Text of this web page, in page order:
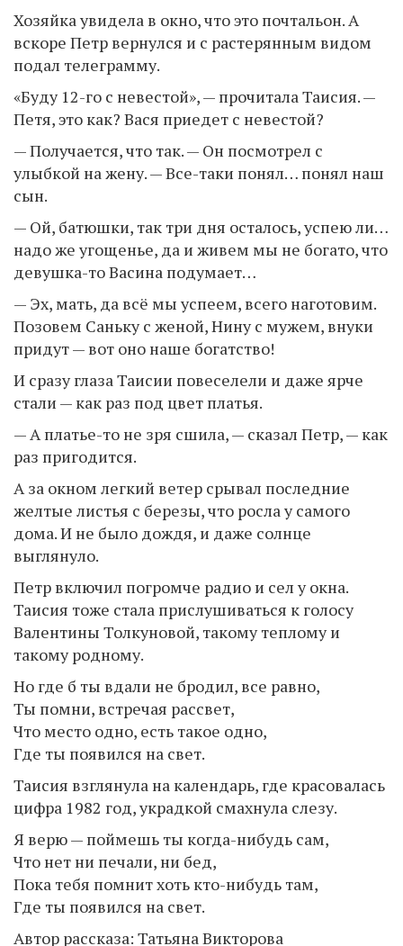
Хозяйка увидела в окно, что это почтальон. А
вскоре Петр вернулся и с растерянным видом
подал телеграмму.
«Буду 12-го с невестой», — прочитала Таисия. —
Петя, это как? Вася приедет с невестой?
— Получается, что так. — Он посмотрел с
улыбкой на жену. — Все-таки понял… понял наш
сын.
— Ой, батюшки, так три дня осталось, успею ли…
надо же угощенье, да и живем мы не богато, что
девушка-то Васина подумает…
— Эх, мать, да всё мы успеем, всего наготовим.
Позовем Саньку с женой, Нину с мужем, внуки
придут — вот оно наше богатство!
И сразу глаза Таисии повеселели и даже ярче
стали — как раз под цвет платья.
— А платье-то не зря сшила, — сказал Петр, — как
раз пригодится.
А за окном легкий ветер срывал последние
желтые листья с березы, что росла у самого
дома. И не было дождя, и даже солнце
выглянуло.
Петр включил погромче радио и сел у окна.
Таисия тоже стала прислушиваться к голосу
Валентины Толкуновой, такому теплому и
такому родному.
Но где б ты вдали не бродил, все равно,
Ты помни, встречая рассвет,
Что место одно, есть такое одно,
Где ты появился на свет.
Таисия взглянула на календарь, где красовалась
цифра 1982 год, украдкой смахнула слезу.
Я верю — поймешь ты когда-нибудь сам,
Что нет ни печали, ни бед,
Пока тебя помнит хоть кто-нибудь там,
Где ты появился на свет.
Автор рассказа: Татьяна Викторова